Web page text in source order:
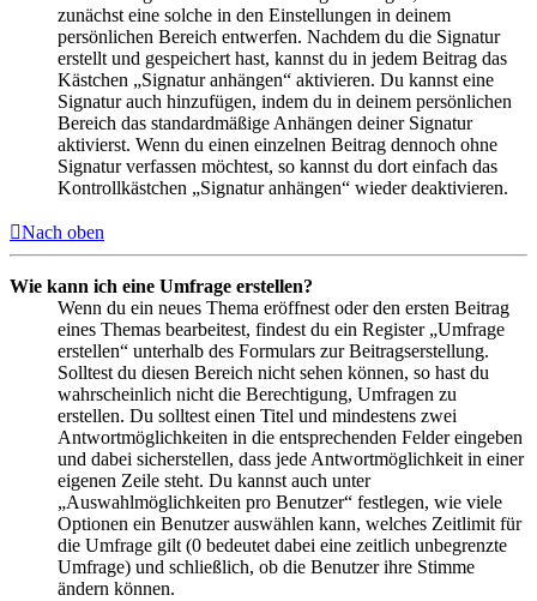
zunächst eine solche in den Einstellungen in deinem
persönlichen Bereich entwerfen. Nachdem du die Signatur
erstellt und gespeichert hast, kannst du in jedem Beitrag das
Kästchen „Signatur anhängen“ aktivieren. Du kannst eine
Signatur auch hinzufügen, indem du in deinem persönlichen
Bereich das standardmäßige Anhängen deiner Signatur
aktivierst. Wenn du einen einzelnen Beitrag dennoch ohne
Signatur verfassen möchtest, so kannst du dort einfach das
Kontrollkästchen „Signatur anhängen“ wieder deaktivieren.
Nach oben
Wie kann ich eine Umfrage erstellen?
Wenn du ein neues Thema eröffnest oder den ersten Beitrag
eines Themas bearbeitest, findest du ein Register „Umfrage
erstellen“ unterhalb des Formulars zur Beitragserstellung.
Solltest du diesen Bereich nicht sehen können, so hast du
wahrscheinlich nicht die Berechtigung, Umfragen zu
erstellen. Du solltest einen Titel und mindestens zwei
Antwortmöglichkeiten in die entsprechenden Felder eingeben
und dabei sicherstellen, dass jede Antwortmöglichkeit in einer
eigenen Zeile steht. Du kannst auch unter
„Auswahlmöglichkeiten pro Benutzer“ festlegen, wie viele
Optionen ein Benutzer auswählen kann, welches Zeitlimit für
die Umfrage gilt (0 bedeutet dabei eine zeitlich unbegrenzte
Umfrage) und schließlich, ob die Benutzer ihre Stimme
ändern können.